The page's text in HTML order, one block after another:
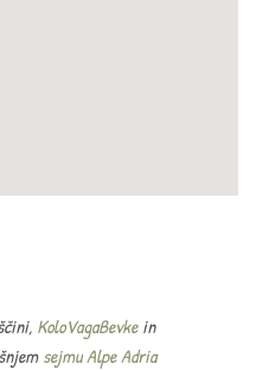
KoloVagaBevkein
sejmu Alpe Adria